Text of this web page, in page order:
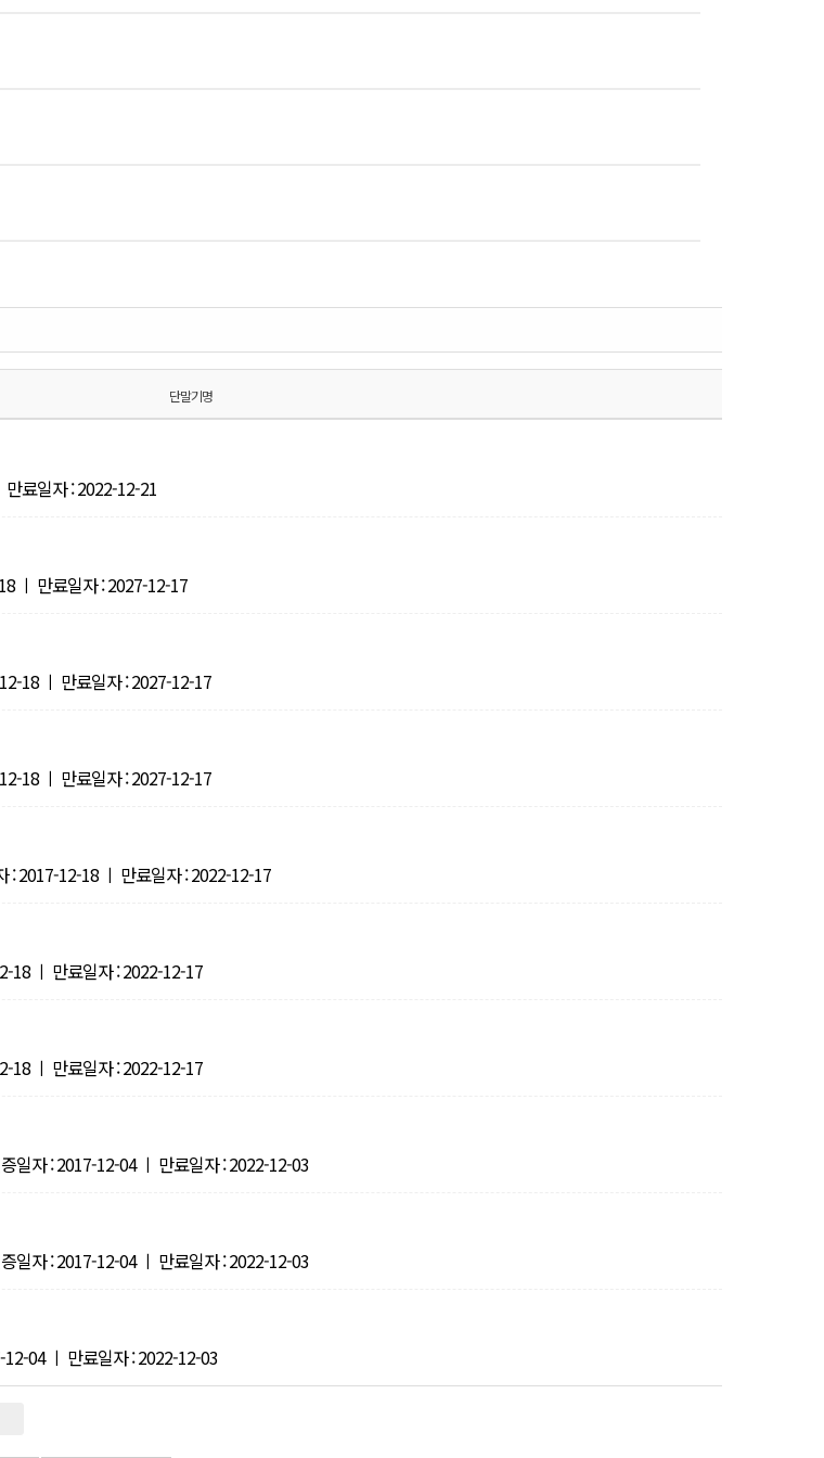
단말기명
만료일자 : 2022-12-21
ㅣ 만료일자 : 2027-12-17
18 ㅣ 만료일자 : 2027-12-17
18 ㅣ 만료일자 : 2027-12-17
: 2017-12-18 ㅣ 만료일자 : 2022-12-17
18 ㅣ 만료일자 : 2022-12-17
18 ㅣ 만료일자 : 2022-12-17
일자 : 2017-12-04 ㅣ 만료일자 : 2022-12-03
일자 : 2017-12-04 ㅣ 만료일자 : 2022-12-03
04 ㅣ 만료일자 : 2022-12-03